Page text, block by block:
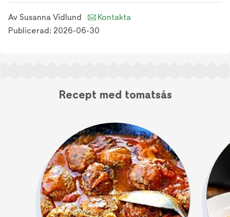
Av Susanna Vidlund
Kontakta
Publicerad: 2026-06-30
Recept med tomatsås